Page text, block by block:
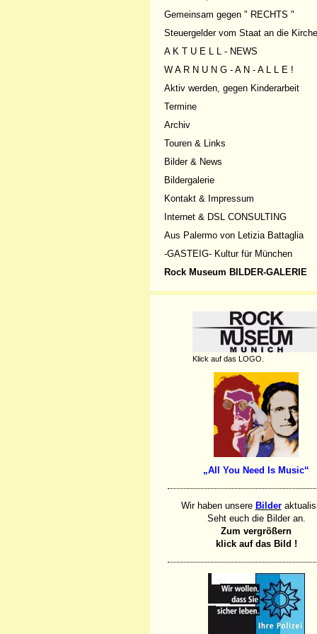
Gemeinsam gegen " RECHTS "
Steuergelder vom Staat an die Kirche
A K T U E L L - NEWS
W A R N U N G - A N - A L L E !
Aktiv werden, gegen Kinderarbeit
Termine
Archiv
Touren & Links
Bilder & News
Bildergalerie
Kontakt & Impressum
Internet & DSL CONSULTING
Aus Palermo von Letizia Battaglia
-GASTEIG- Kultur für München
Rock Museum BILDER-GALERIE
Klick auf das LOGO.
„All You Need Is Music“
Wir haben unsere Bilder
Seht euch die Bilder an.
Zum vergrößern
klick auf das Bild !